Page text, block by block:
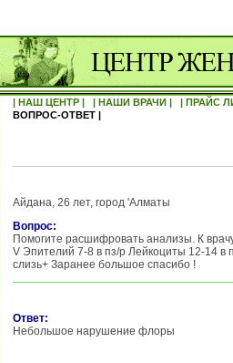
| НАШ ЦЕНТР | | НАШИ ВРАЧИ |
| ПРАЙС
ВОПРОС-ОТВЕТ |
Айдана, 26 лет, город 'Алматы
Вопрос:
Помогите расшифровать анализы. К
V Эпителий 7-8 в пз/р Лейкоциты 12-14
слизь+ Заранее большое спасибо !
Ответ:
Небольшое нарушение флоры